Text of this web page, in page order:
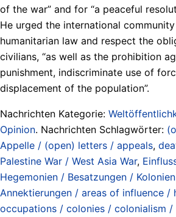
of the war” and for “a peaceful
He urged the international
humanitarian law and respect the
civilians, “as well as the prohibition
punishment, indiscriminate use of
displacement of the population”.
Nachrichten Kategorie:
Opinion. Nachrichten Schlagwörter:
Appelle / (open) letters / appeals,
Palestine War / West Asia War,
Hegemonien / Besatzungen /
Annektierungen / areas of influence /
occupations / colonies / colonialism /